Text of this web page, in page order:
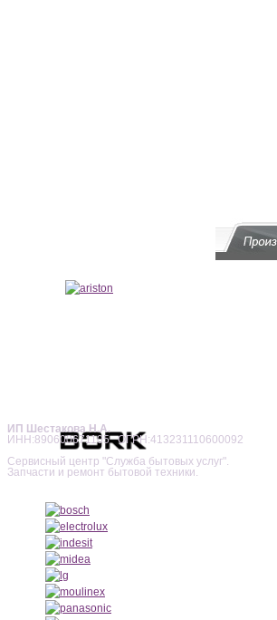
ИП Шестакова Н.А.
ИНН:890600671105 ОГРН:413231110600092
Сервисный центр "Служба бытовых услуг".
Запчасти и ремонт бытовой техники.